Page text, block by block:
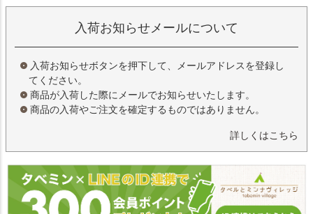
入荷お知らせメールについて
入荷お知らせボタンを押下して、メールアドレスを登録し
てください。
商品が入荷した際にメールでお知らせいたします。
商品の入荷やご注文を確定するものではありません。
詳しくはこちら